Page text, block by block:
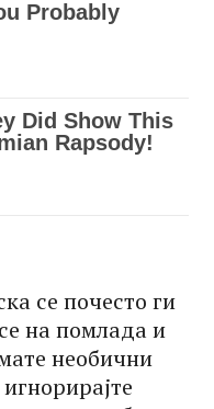
се почесто ги
на помлада и
необични